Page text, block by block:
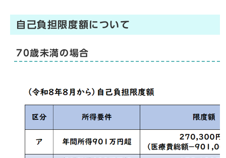
自己負担限度額について
70歳未満の場合